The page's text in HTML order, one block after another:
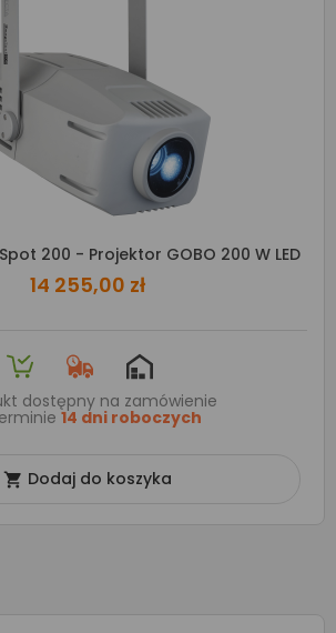
200 - Projektor GOBO 200 W LED
14 255,00 zł
dostępny na zamówienie
14 dni roboczych
 Dodaj do koszyka